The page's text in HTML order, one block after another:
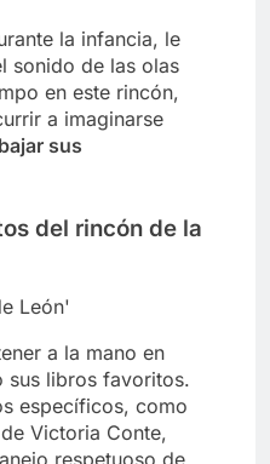
la infancia, le
sonido de las olas
en este rincón,
a imaginarse
bajar sus
del rincón de la
a la mano en
sus libros favoritos.
específicos, como
de Victoria Conte,